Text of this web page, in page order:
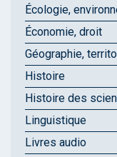
Écologie,
Économie, droit
Géographie,
Histoire
Histoire des
Linguistique
Livres audio